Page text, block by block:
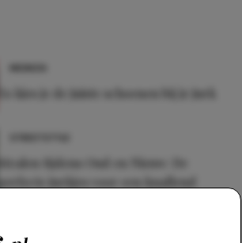
Zo kies je de juiste schoenen bij je jurk
Stralen tijdens Oud en Nieuw: De
perfecte jurkjes voor een knallend
TIPS